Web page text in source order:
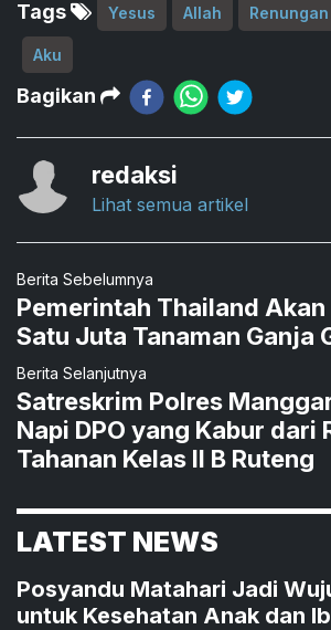
Tags Yesus Allah Renungan
Aku
Bagikan
redaksi
Lihat semua artikel
Berita Sebelumnya
Pemerintah Thailand Akan
Satu Juta Tanaman Ganja
Berita Selanjutnya
Satreskrim Polres
Napi DPO yang Kabur dari
Tahanan Kelas II B Ruteng
LATEST NEWS
Posyandu Matahari Jadi
untuk Kesehatan Anak dan